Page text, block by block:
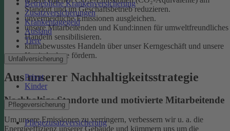
Betriebliche Krankenversicherung
Zusatzversicherungen
Krankentagegeld
Ausland
Tiere
Unfallversicherung
Privat
Kinder
Pflegeversicherung
Pflegezusatzversicherung
Standort und im Geschäftsbetrieb reduzieren.
unvermeidliche Emissionen ausgleichen.
unsere Mitarbeitenden und Kund:innen für umweltfreundliches
Handeln sensibilisieren.
klimabewusstes Handeln über unser Kerngeschäft und unsere
Kapitalanlage fördern.
Aus unserer Nachhaltigkeitsstrategie
Nachhaltige Standorte und motivierte Mitarbeitende
Um unsere Emissionen zu verringern, verbessern wir u. a. die
Energieeffizienz unserer Gebäude und kümmern uns um die